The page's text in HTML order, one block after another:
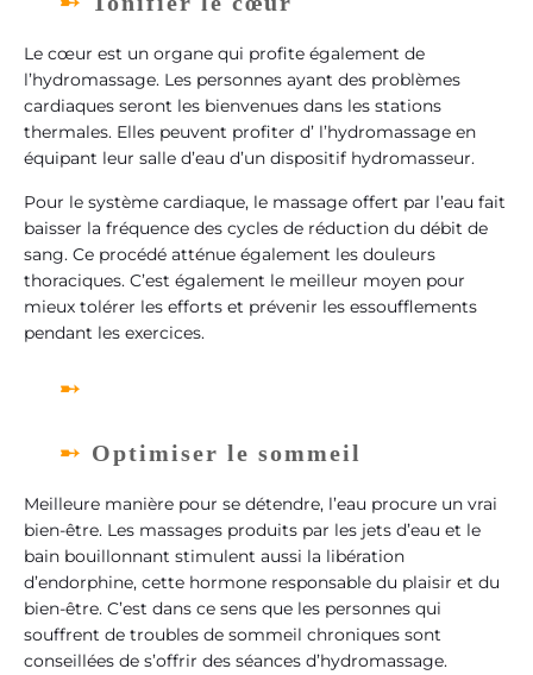
Le cœur est un organe qui profite également de
l’hydromassage. Les personnes ayant des problèmes
cardiaques seront les bienvenues dans les stations
thermales. Elles peuvent profiter d’ l’hydromassage en
équipant leur salle d’eau d’un dispositif hydromasseur.
Pour le système cardiaque, le massage offert par l’eau fait
baisser la fréquence des cycles de réduction du débit de
sang. Ce procédé atténue également les douleurs
thoraciques. C’est également le meilleur moyen pour
mieux tolérer les efforts et prévenir les essoufflements
pendant les exercices.
Optimiser le sommeil
Meilleure manière pour se détendre, l’eau procure un vrai
bien-être. Les massages produits par les jets d’eau et le
bain bouillonnant stimulent aussi la libération
d’endorphine, cette hormone responsable du plaisir et du
bien-être. C’est dans ce sens que les personnes qui
souffrent de troubles de sommeil chroniques sont
conseillées de s’offrir des séances d’hydromassage.